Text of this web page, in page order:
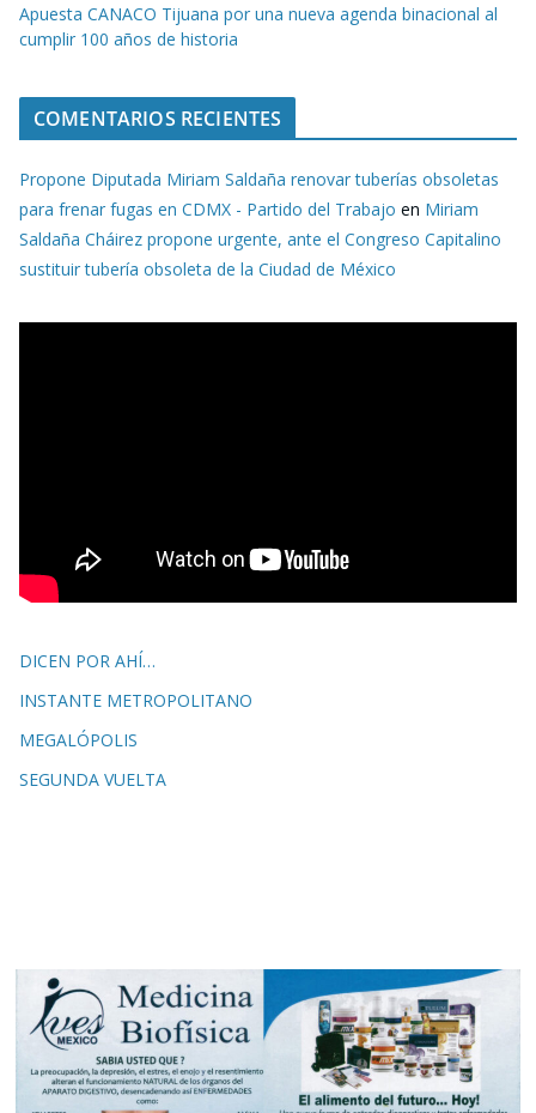
Apuesta CANACO Tijuana por una nueva agenda binacional al
cumplir 100 años de historia
COMENTARIOS RECIENTES
Propone Diputada Miriam Saldaña renovar tuberías obsoletas
para frenar fugas en CDMX - Partido del Trabajo en Miriam
Saldaña Cháirez propone urgente, ante el Congreso Capitalino
sustituir tubería obsoleta de la Ciudad de México
DICEN POR AHÍ…
INSTANTE METROPOLITANO
MEGALÓPOLIS
SEGUNDA VUELTA